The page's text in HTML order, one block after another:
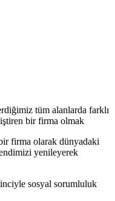
tüm alanlarda farklı
bir firma olmak
firma olarak dünyadaki
yenileyerek
sosyal sorumluluk